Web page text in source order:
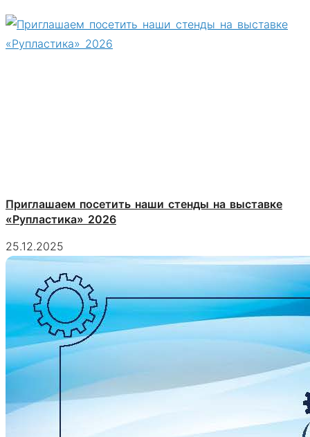
Приглашаем посетить наши стенды на выставке
«Рупластика» 2026
25.12.2025